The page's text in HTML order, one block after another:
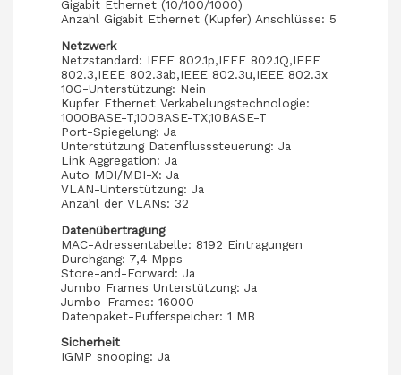
Gigabit Ethernet (10/100/1000)
Anzahl Gigabit Ethernet (Kupfer) Anschlüsse: 5
Netzwerk
Netzstandard: IEEE 802.1p,IEEE 802.1Q,IEEE
802.3,IEEE 802.3ab,IEEE 802.3u,IEEE 802.3x
10G-Unterstützung: Nein
Kupfer Ethernet Verkabelungstechnologie:
1000BASE-T,100BASE-TX,10BASE-T
Port-Spiegelung: Ja
Unterstützung Datenflusssteuerung: Ja
Link Aggregation: Ja
Auto MDI/MDI-X: Ja
VLAN-Unterstützung: Ja
Anzahl der VLANs: 32
Datenübertragung
MAC-Adressentabelle: 8192 Eintragungen
Durchgang: 7,4 Mpps
Store-and-Forward: Ja
Jumbo Frames Unterstützung: Ja
Jumbo-Frames: 16000
Datenpaket-Pufferspeicher: 1 MB
Sicherheit
IGMP snooping: Ja